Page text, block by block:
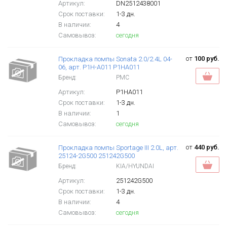
Артикул:
DN2512438001
Срок поставки:
1-3 дн.
В наличии:
4
Самовывоз:
сегодня
Прокладка помпы Sonata 2.0/2.4L 04-
06, арт. P1H-A011 P1HA011
Бренд: PMC
Артикул:
P1HA011
Срок поставки:
1-3 дн.
В наличии:
1
Самовывоз:
сегодня
от 100 руб.
Прокладка помпы Sportage III 2.0L, арт.
25124-2G500 251242G500
Бренд: KIA/HYUNDAI
Артикул:
251242G500
Срок поставки:
1-3 дн.
В наличии:
4
Самовывоз:
сегодня
от 440 руб.